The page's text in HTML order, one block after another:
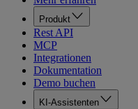
Produkt
Rest API
MCP
Integrationen
Dokumentation
Demo buchen
KI-Assistenten